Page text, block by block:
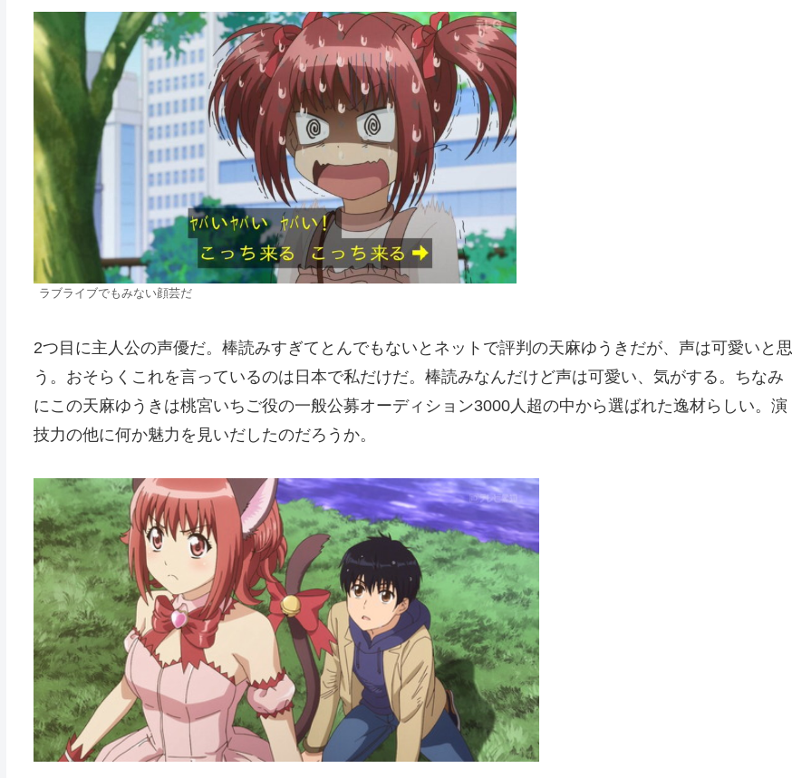
ラブライブでもみない顔芸だ
2つ目に主人公の声優だ。棒読みすぎてとんでもないとネットで評判の天麻ゆうきだが、声は可愛いと思
う。おそらくこれを言っているのは日本で私だけだ。棒読みなんだけど声は可愛い、気がする。ちなみ
にこの天麻ゆうきは桃宮いちご役の一般公募オーディション3000人超の中から選ばれた逸材らしい。演
技力の他に何か魅力を見いだしたのだろうか。